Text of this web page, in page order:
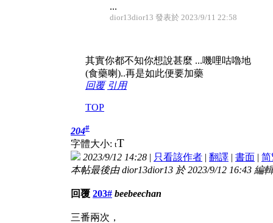
...
dior13dior13 發表於 2023/9/11 22:58
其實你都不知你想說甚麼 ...嘰哩咕嚕地
(食藥喇)..再是如此便要加藥
回覆 引用
TOP
204#
字體大小: tT
2023/9/12 14:28 | 只看該作者 | 翻譯 | 書面 | 简
本帖最後由 dior13dior13 於 2023/9/12 16:43 編輯
回覆 203# beebeechan
三番兩次，